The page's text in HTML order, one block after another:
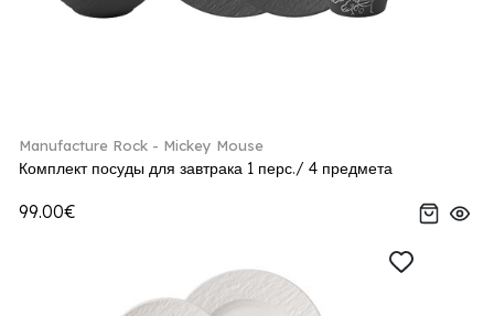
Manufacture Rock - Mickey Mouse
Комплект посуды для завтрака 1 перс./ 4 предмета
99.00€